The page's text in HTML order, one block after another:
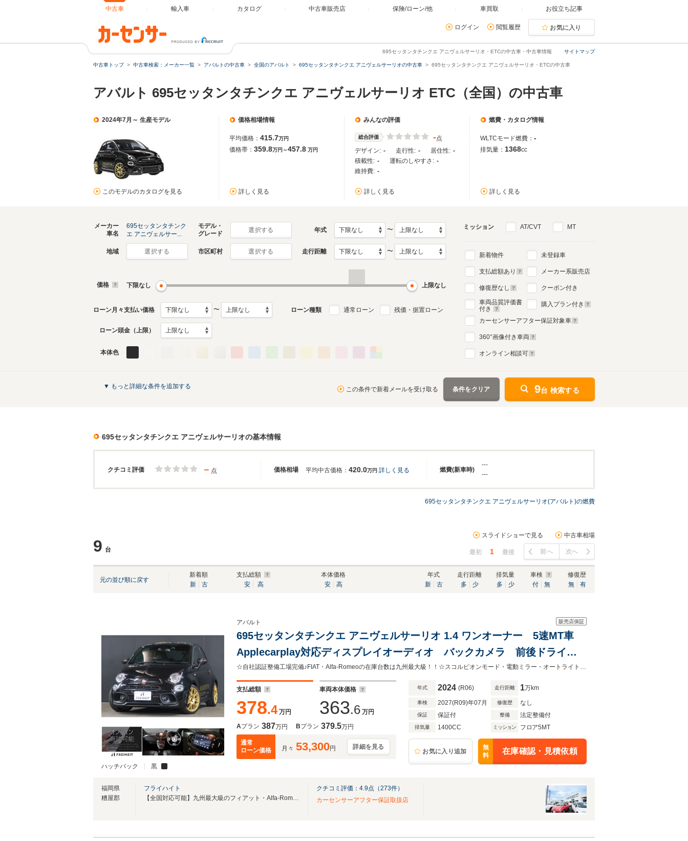
中古車 輸入車 カタログ 中古車販売店 保険/ローン/他 車買取 お役立ち記事
ログイン 閲覧履歴 お気に入り
サイトマップ
695セッタンタチンクエ アニヴェルサーリオ・ETCの中古車・中古車情報
中古車トップ 中古車検索：メーカー一覧 アバルトの中古車 全国のアバルト 695セッタンタチンクエ アニヴェルサーリオの中古車 695セッタンタチンクエ アニヴェルサーリオ・ETCの中古車
アバルト 695セッタンタチンクエ アニヴェルサーリオ ETC（全国）の中古車
2024年7月～ 生産モデル
このモデルのカタログを見る
価格相場情報
平均価格： 415.7万円
価格帯： 359.8万円～457.8 万円
詳しく見る
みんなの評価
総合評価 -点
デザイン: - 走行性: - 居住性: -
積載性: - 運転のしやすさ: -
維持費: -
詳しく見る
燃費・カタログ情報
WLTCモード燃費： -
排気量： 1368cc
詳しく見る
メーカー
車名
695セッタンタチンク
エ アニヴェルサー...
モデル・
グレード
選択する 年式 〜
地域 選択する 市区町村 選択する 走行距離 〜
価格 下限なし 上限なし
ローン月々支払い価格 〜 ローン種類 通常ローン 残価・据置ローン
ローン頭金（上限）
本体色
ミッション AT/CVT MT
新着物件
支払総額あり
修復歴なし
車両品質評価書
付き
未登録車
メーカー系販売店
クーポン付き
購入プラン付き
カーセンサーアフター保証対象車
360°画像付き車両
オンライン相談可
▼ もっと詳細な条件を追加する この条件で新着メールを受け取る 条件をクリア 9台 検索する
695セッタンタチンクエ アニヴェルサーリオの基本情報
クチコミ評価 価格相場 燃費(新車時)
－ 点 平均中古価格： 420.0万円 詳しく見る
---
---
695セッタンタチンクエ アニヴェルサーリオ(アバルト)の燃費
9 台
スライドショーで見る 中古車相場
最初 1 最後 前へ 次へ
元の並び順に戻す
新着順
新
古
支払総額
安
高
本体価格
安
高
年式
新
古
走行距離
多
少
排気量
多
少
車検
付
無
修復歴
無
有
ハッチバック 黒
販売店保証
アバルト
695セッタンタチンクエ アニヴェルサーリオ 1.4 ワンオーナー 5速MT車
Applecarplay対応ディスプレイオーディオ バックカメラ 前後ドライブ
レコーダー ETC Bluetooth接続対応&USB接続ポート フロント&リアフ
ォグランプ
☆自社認証整備工場完備♪FIAT・Alfa-Romeoの在庫台数は九州最大級！！☆スコルピオンモード・電動ミラー・オートライト・純正１７インチＡＷ・禁煙車・１年保証付き・キーレス
支払総額
378.4 万円
車両本体価格
363.6 万円
Aプラン 387万円 Bプラン 379.5万円
通常
ローン価格
月々 53,300円 詳細を見る
年式 2024 (R06) 走行距離 1万km
車検 2027(R09)年07月 修復歴 なし
保証 保証付 整備 法定整備付
排気量 1400CC ミッション フロア5MT
お気に入り追加
無
料
在庫確認・見積依頼
福岡県
糟屋郡
フライハイト
【全国対応可能】九州最大級のフィアット・Alfa-Romeo専門店！
クチコミ評価： 4.9点（273件）
カーセンサーアフター保証取扱店